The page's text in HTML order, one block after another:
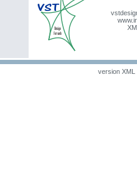
version